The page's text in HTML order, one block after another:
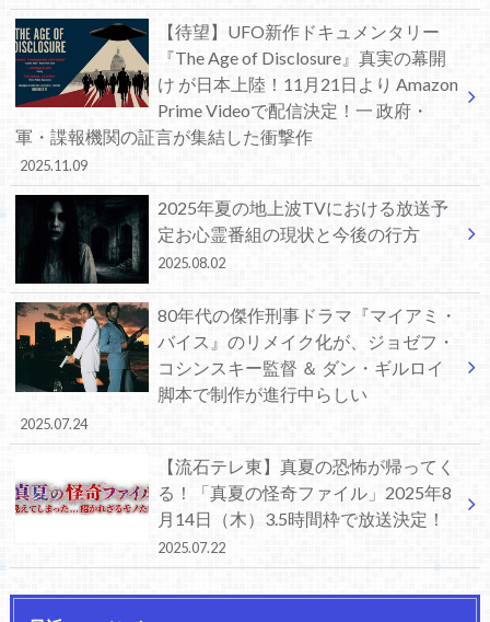
【待望】UFO新作ドキュメンタリー
『The Age of Disclosure』真実の幕開
け が日本上陸！11月21日より Amazon
Prime Videoで配信決定！一 政府・
軍・諜報機関の証言が集結した衝撃作
2025.11.09
2025年夏の地上波TVにおける放送予
定お心霊番組の現状と今後の行方
2025.08.02
80年代の傑作刑事ドラマ『マイアミ・
バイス』のリメイク化が、ジョゼフ・
コシンスキー監督 ＆ ダン・ギルロイ
脚本で制作が進行中らしい
2025.07.24
【流石テレ東】真夏の恐怖が帰ってく
る！「真夏の怪奇ファイル」2025年8
月14日（木）3.5時間枠で放送決定！
2025.07.22